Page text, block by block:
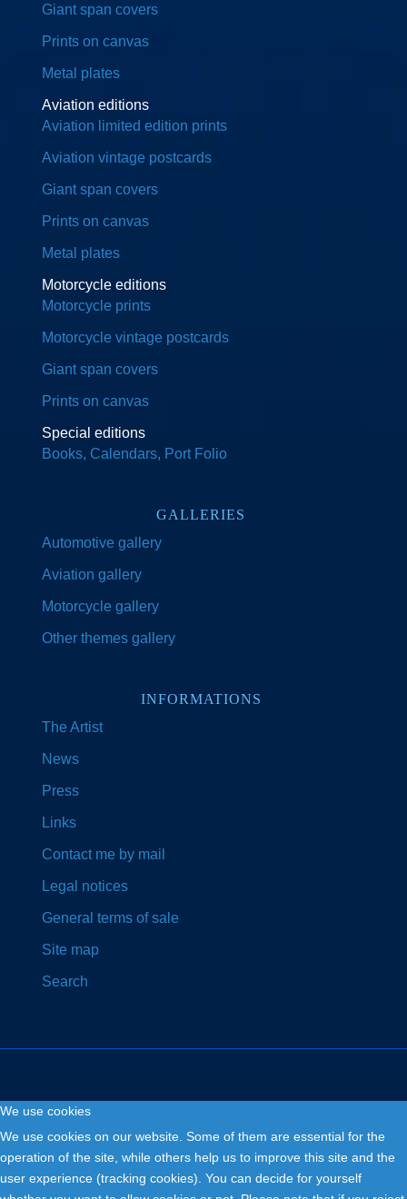
Giant span covers
Prints on canvas
Metal plates
Aviation editions
Aviation limited edition prints
Aviation vintage postcards
Giant span covers
Prints on canvas
Metal plates
Motorcycle editions
Motorcycle prints
Motorcycle vintage postcards
Giant span covers
Prints on canvas
Special editions
Books, Calendars, Port Folio
GALLERIES
Automotive gallery
Aviation gallery
Motorcycle gallery
Other themes gallery
INFORMATIONS
The Artist
News
Press
Links
Contact me by mail
Legal notices
General terms of sale
Site map
Search
We use cookies
We use cookies on our website. Some of them are essential for the
operation of the site, while others help us to improve this site and the
user experience (tracking cookies). You can decide for yourself